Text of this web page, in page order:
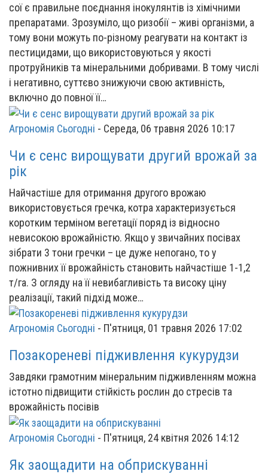
сої є правильне поєднання інокулянтів із хімічними
препаратами. Зрозуміло, що ризобії – живі організми, а
тому вони можуть по-різному реагувати на контакт із
пестицидами, що використовуються у якості
протруйників та мінеральними добривами. В тому числі
і негативно, суттєво знижуючи свою активність,
включно до повної її…
Агрономія Сьогодні - Середа, 06 травня 2026 10:17
Чи є сенс вирощувати другий врожай за
рік
Найчастіше для отримання другого врожаю
використовується гречка, котра характеризується
коротким терміном вегетації поряд із відносно
невисокою врожайністю. Якщо у звичайних посівах
зібрати 3 тони гречки – це дуже непогано, то у
пожнивних її врожайність становить найчастіше 1-1,2
т/га. З огляду на її невибагливість та високу ціну
реалізації, такий підхід може…
Агрономія Сьогодні - П'ятниця, 01 травня 2026 17:02
Позакореневі підживлення кукурудзи
Завдяки грамотним мінеральним підживленням можна
істотно підвищити стійкість рослин до стресів та
врожайність посівів
Агрономія Сьогодні - П'ятниця, 24 квітня 2026 14:12
Як заощадити на обприскуванні